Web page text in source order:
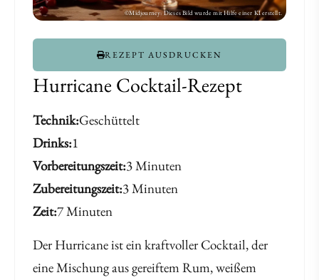
Hurricane Cocktail-Rezept
Technik Geschüttelt
Drinks 1
Vorbereitungszeit 3 Minuten
Zubereitungszeit 3 Minuten
Zeit 7 Minuten
Der Hurricane ist ein kraftvoller Cocktail, der
eine Mischung aus gereiftem Rum, weißem
REZEPT AUSDRUCKEN